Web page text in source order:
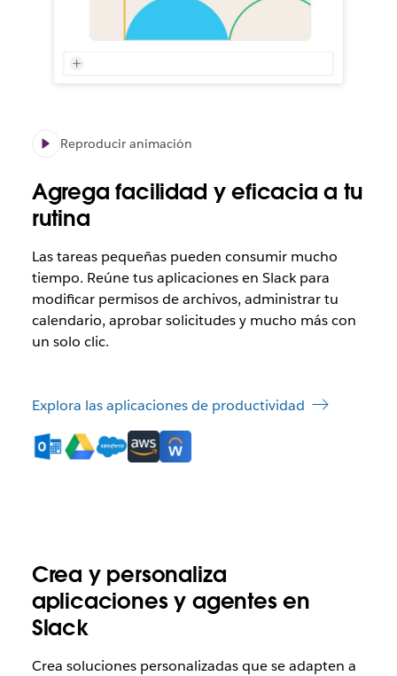
Reproducir animación
Agrega facilidad y eficacia a tu
rutina
Las tareas pequeñas pueden consumir mucho
tiempo. Reúne tus aplicaciones en Slack para
modificar permisos de archivos, administrar tu
calendario, aprobar solicitudes y mucho más con
un solo clic.
Explora las aplicaciones de productividad
Crea y personaliza
aplicaciones y agentes en
Slack
Crea soluciones personalizadas que se adapten a